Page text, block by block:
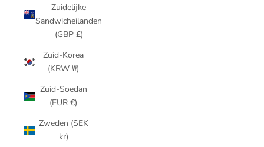
Zuidelijke
Sandwicheilanden
(GBP £)
Zuid-Korea
(KRW ₩)
Zuid-Soedan
(EUR €)
Zweden (SEK
kr)